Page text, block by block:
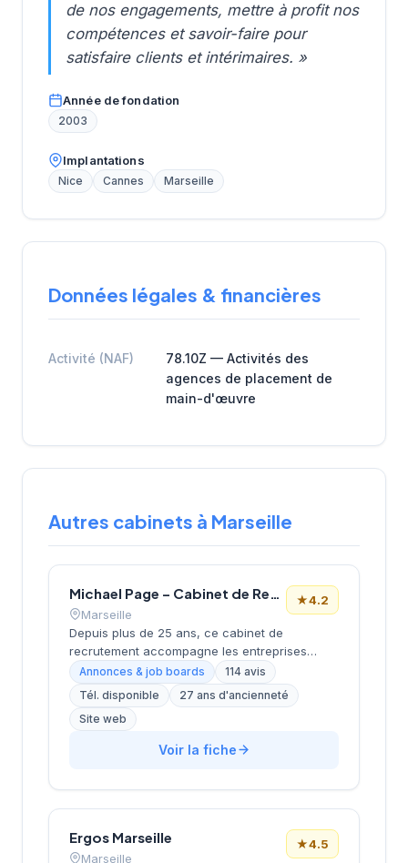
de nos engagements, mettre à profit nos
compétences et savoir-faire pour
satisfaire clients et intérimaires. »
Année de fondation
2003
Implantations
Nice Cannes Marseille
Données légales & financières
Activité (NAF)
78.10Z — Activités des
agences de placement de
main-d'œuvre
Autres cabinets à Marseille
Marseille
★4.2
Depuis plus de 25 ans, ce cabinet de
recrutement accompagne les entreprises
marseillaises dans leurs recherches de profils
spécialisés. Basé boulevard de Dunkerque
dans le 2e arrondissement, à proximité du
quartier de la Joliette, il développe une
approche sectorielle ciblée sur les métiers du
tertiaire et de l'industrie. Dirigée par
une note de 4,2/5 basée sur 114 avis clients.
Son ancrage territorial et son expérience de
plus de deux décennies en font un acteur
Annonces & job boards
114 avis
Tél. disponible
27 ans d'ancienneté
Site web
Voir la fiche
Ergos Marseille
Marseille
★4.5